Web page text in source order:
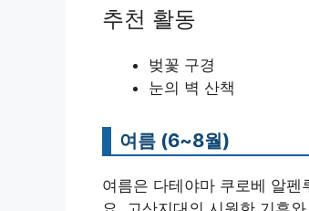
추천 활동
벚꽃 구경
눈의 벽 산책
여름 (6~8월)
여름은 다테야마 쿠로베 알